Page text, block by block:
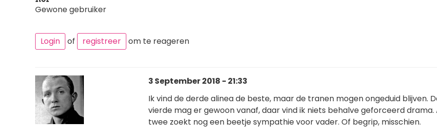
Gewone gebruiker
Login of registreer om te reageren
3 September 2018 - 21:33
Ik vind de derde alinea de beste, maar de tranen mogen ongeduid blijven.
vierde mag er gewoon vanaf, daar vind ik niets behalve geforceerd drama.
twee zoekt nog een beetje sympathie voor vader. Of begrip, misschien.